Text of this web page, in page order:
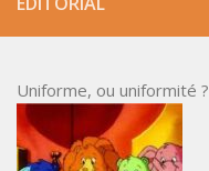
Uniforme, ou uniformité ?